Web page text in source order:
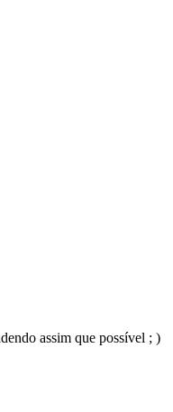
assim que possível ; )